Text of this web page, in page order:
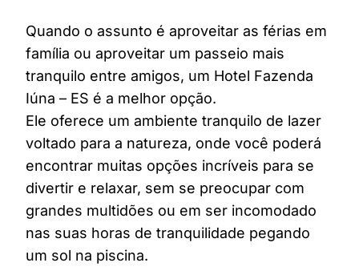
Quando o assunto é aproveitar as férias em
família ou aproveitar um passeio mais
tranquilo entre amigos, um Hotel Fazenda
Iúna – ES é a melhor opção.
Ele oferece um ambiente tranquilo de lazer
voltado para a natureza, onde você poderá
encontrar muitas opções incríveis para se
divertir e relaxar, sem se preocupar com
grandes multidões ou em ser incomodado
nas suas horas de tranquilidade pegando
um sol na piscina.